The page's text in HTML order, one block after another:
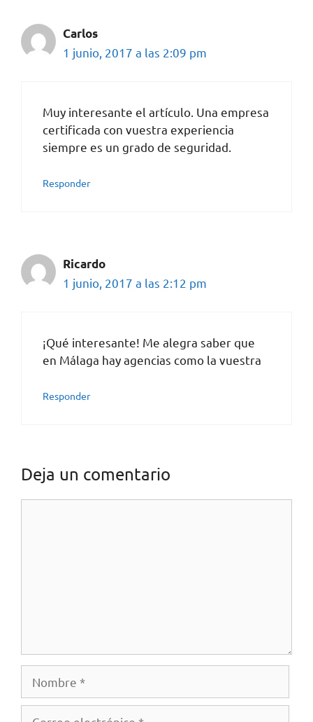
Carlos
1 junio, 2017 a las 2:09 pm
Muy interesante el artículo. Una empresa
certificada con vuestra experiencia
siempre es un grado de seguridad.
Responder
Ricardo
1 junio, 2017 a las 2:12 pm
¡Qué interesante! Me alegra saber que
en Málaga hay agencias como la vuestra
Responder
Deja un comentario